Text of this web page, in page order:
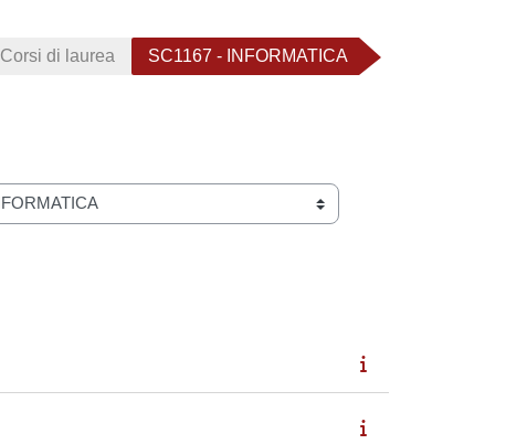
Corsi di laurea SC1167 - INFORMATICA